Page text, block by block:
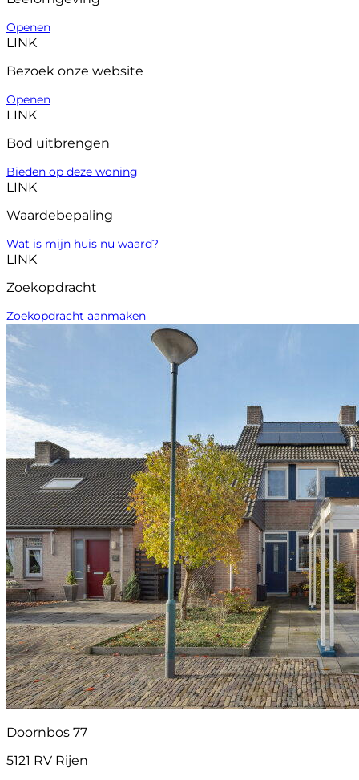
Openen
LINK
Bezoek onze website
Openen
LINK
Bod uitbrengen
Bieden op deze woning
LINK
Waardebepaling
Wat is mijn huis nu waard?
LINK
Zoekopdracht
Zoekopdracht aanmaken
Doornbos 77
5121 RV Rijen